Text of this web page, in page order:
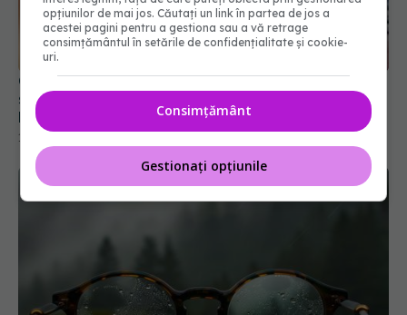
Ce înseamnă dacă ai ochii verzi. Secretul
surprinzător din spatele celei mai rare culori din
lume
14 ian 2024, 18:40
opțiunilor de mai jos. Căutați un link în partea de jos a
acestei pagini pentru a gestiona sau a vă retrage
consimțământul în setările de confidențialitate și cookie-
uri.
Consimțământ
Gestionați opțiunile